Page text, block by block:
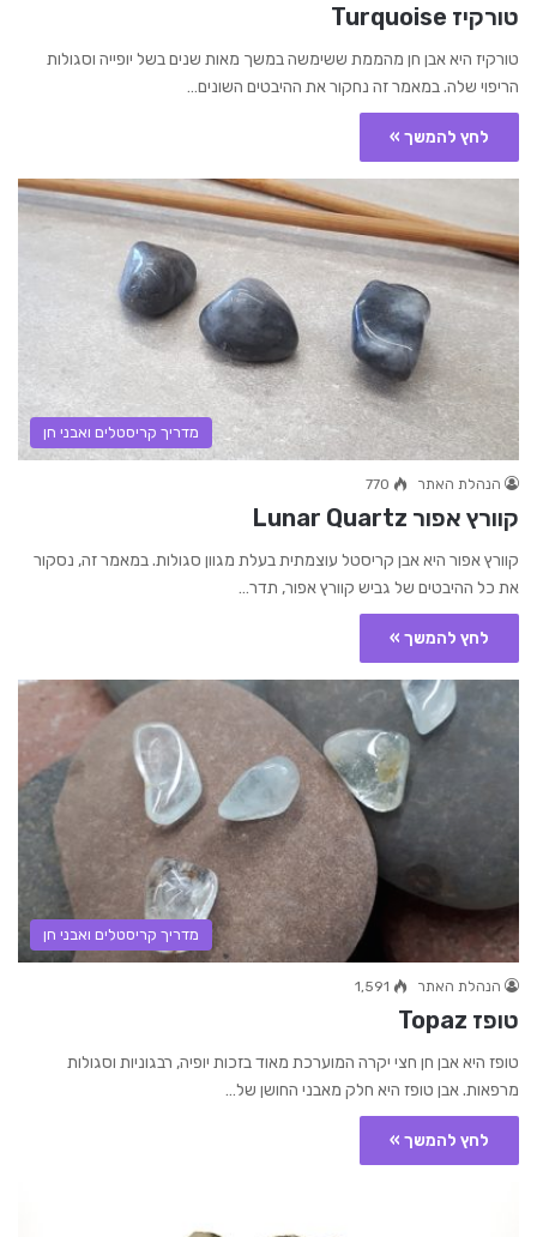
טורקיז Turquoise
טורקיז היא אבן חן מהממת ששימשה במשך מאות שנים בשל יופייה וסגולות
הריפוי שלה. במאמר זה נחקור את ההיבטים השונים…
לחץ להמשך »
מדריך קריסטלים ואבני חן
הנהלת האתר 770
קוורץ אפור Lunar Quartz
קוורץ אפור היא אבן קריסטל עוצמתית בעלת מגוון סגולות. במאמר זה, נסקור
את כל ההיבטים של גביש קוורץ אפור, תדר…
לחץ להמשך »
מדריך קריסטלים ואבני חן
הנהלת האתר 1,591
טופז Topaz
טופז היא אבן חן חצי יקרה המוערכת מאוד בזכות יופיה, רבגוניות וסגולות
מרפאות. אבן טופז היא חלק מאבני החושן של…
לחץ להמשך »